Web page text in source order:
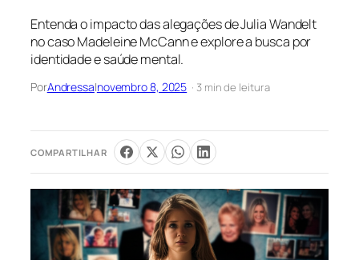
Entenda o impacto das alegações de Julia Wandelt
no caso Madeleine McCann e explore a busca por
identidade e saúde mental.
PorAndressa|novembro 8, 2025 · 3 min de leitura
COMPARTILHAR